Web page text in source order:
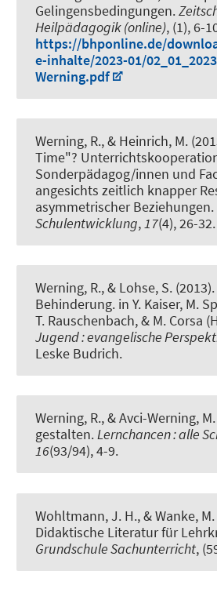
Gelingensbedingungen.
Heilpädagogik (online), (1), 6-
https://bhponline.de/
e-inhalte/2023-01/
Werning.pdf
Werning, R., & Heinrich, M.
Time"?
Sonderpädagog/innen und
angesichts zeitlich knapper
asymmetrischer Beziehungen.
Schulentwicklung,17(4), 26-32.
Werning, R., & Lohse, S. (2013).
Behinderung. in Y. Kaiser, M.
T. Rauschenbach, & M. Corsa
Jugend : evangelische
Leske Budrich.
Werning, R., & Avci-Werning,
gestalten.Lernchancen : alle
16(93/94), 4-9.
Wohltmann, J. H., & Wanke, M.
Didaktische Literatur für
Grundschule Sachunterricht,